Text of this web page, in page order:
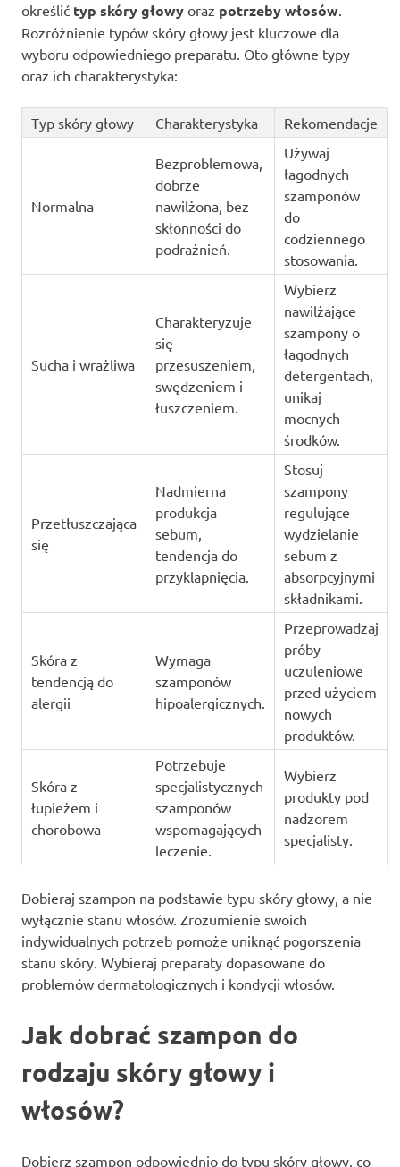
określić typ skóry głowy oraz potrzeby włosów.
Rozróżnienie typów skóry głowy jest kluczowe dla
wyboru odpowiedniego preparatu. Oto główne typy
oraz ich charakterystyka:
Typ skóry głowy Charakterystyka Rekomendacje
Normalna
Bezproblemowa,
dobrze
nawilżona, bez
skłonności do
podrażnień.
Używaj
łagodnych
szamponów
do
codziennego
stosowania.
Sucha i wrażliwa
Charakteryzuje
się
przesuszeniem,
swędzeniem i
łuszczeniem.
Wybierz
nawilżające
szampony o
łagodnych
detergentach,
unikaj
mocnych
środków.
Przetłuszczająca
się
Nadmierna
produkcja
sebum,
tendencja do
przyklapnięcia.
Stosuj
szampony
regulujące
wydzielanie
sebum z
absorpcyjnymi
składnikami.
Skóra z
tendencją do
alergii
Wymaga
szamponów
hipoalergicznych.
Przeprowadzaj
próby
uczuleniowe
przed użyciem
nowych
produktów.
Skóra z
łupieżem i
chorobowa
Potrzebuje
specjalistycznych
szamponów
wspomagających
leczenie.
Wybierz
produkty pod
nadzorem
specjalisty.
Dobieraj szampon na podstawie typu skóry głowy, a nie
wyłącznie stanu włosów. Zrozumienie swoich
indywidualnych potrzeb pomoże uniknąć pogorszenia
stanu skóry. Wybieraj preparaty dopasowane do
problemów dermatologicznych i kondycji włosów.
Jak dobrać szampon do
rodzaju skóry głowy i
włosów?
Dobierz szampon odpowiednio do typu skóry głowy, co